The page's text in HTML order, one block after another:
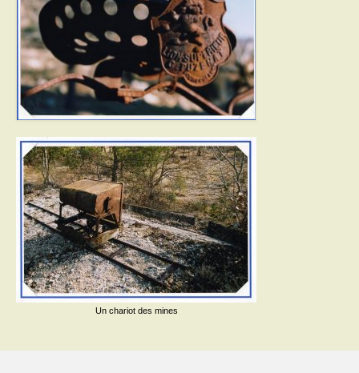
Activités
Poésie
Contact
Démarches administratives
CONSEILLER NUMERIQUE
Infos utiles
Salle polyvalente
Service des eaux
Un chariot des mines